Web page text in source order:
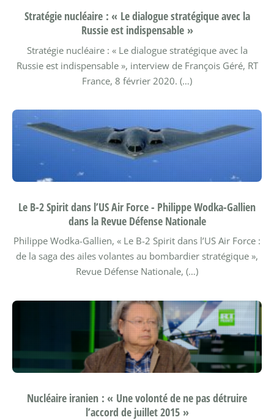
Stratégie nucléaire : « Le dialogue stratégique avec la
Russie est indispensable »
Stratégie nucléaire : « Le dialogue stratégique avec la
Russie est indispensable », interview de François Géré, RT
France, 8 février 2020. (…)
Le B-2 Spirit dans l’US Air Force - Philippe Wodka-Gallien
dans la Revue Défense Nationale
Philippe Wodka-Gallien, « Le B-2 Spirit dans l’US Air Force :
de la saga des ailes volantes au bombardier stratégique »,
Revue Défense Nationale, (…)
Nucléaire iranien : « Une volonté de ne pas détruire
l’accord de juillet 2015 »